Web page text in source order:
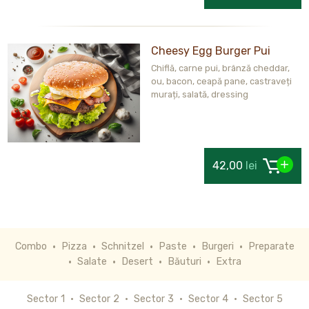
Cheesy Egg Burger Pui
Chiflă, carne pui, brânză cheddar,
ou, bacon, ceapă pane, castraveți
murați, salată, dressing
42,00 lei
Combo Pizza Schnitzel Paste Burgeri
Preparate
Salate
Desert Băuturi Extra
Sector 1 Sector 2 Sector 3 Sector 4
Sector 5